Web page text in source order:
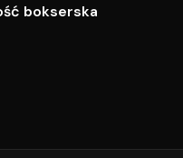
bokserska